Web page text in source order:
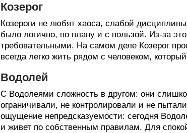
Козерог
Козероги не любят хаоса, слабой
было логично, по плану и с пользой. Из-за
требовательными. На самом деле Козерог
всегда легко жить рядом с человеком,
Водолей
С Водолеями сложность в другом: они
ограничивали, не контролировали и не
ощущение непредсказуемости: сегодня
и живет по собственным правилам. Для